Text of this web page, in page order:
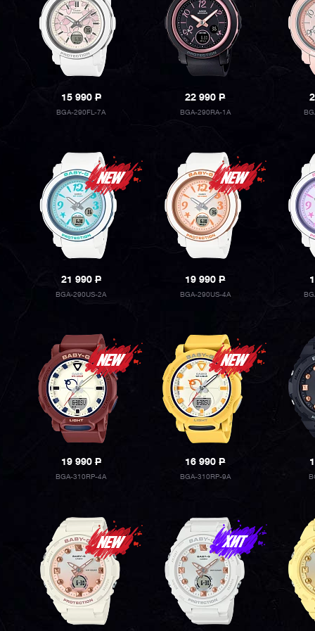
15 990P
BGA-290FL-7A
22 990P
BGA-290RA-1A
21 990P
BGA-290US-2A
19 990P
BGA-290US-4A
19 990P
BGA-310RP-4A
16 990P
BGA-310RP-9A